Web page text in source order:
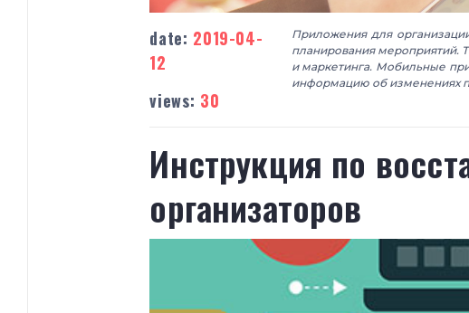
date: 2019-04-
12
views: 30
Приложения для
планирования мероприятий.
и маркетинга. Мобильные
информацию об изменениях
Инструкция по
организаторов